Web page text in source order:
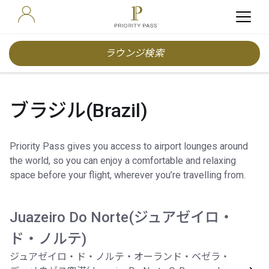
ラウンジ検索
ブラジル(Brazil)
Priority Pass gives you access to airport lounges around
the world, so you can enjoy a comfortable and relaxing
space before your flight, wherever you’re travelling from.
Juazeiro Do Norte(ジュアゼイロ・
ド・ノルテ)
ジュアゼイロ・ド・ノルテ・オーランド・ベゼラ・